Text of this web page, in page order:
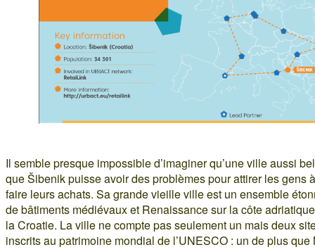
Il semble presque impossible d’imaginer qu’une ville aussi
que Šibenik puisse avoir des problèmes pour attirer les gens
faire leurs achats. Sa grande vieille ville est un ensemble
de bâtiments médiévaux et Renaissance sur la côte
la Croatie. La ville ne compte pas seulement un mais deux
inscrits au patrimoine mondial de l’UNESCO : un de plus que